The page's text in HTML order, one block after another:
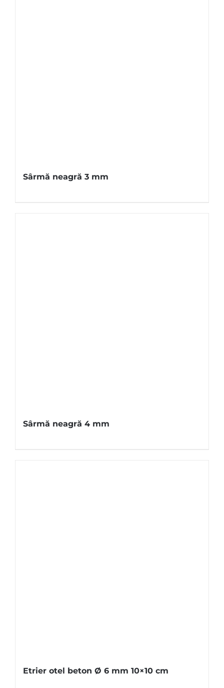
Sârmă neagră 3 mm
Sârmă neagră 4 mm
Etrier otel beton Ø 6 mm 10×10 cm